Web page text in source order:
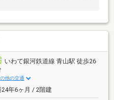
いわて銀河鉄道線 青山駅 徒歩26
他の交通
24年6ヶ月 / 2階建